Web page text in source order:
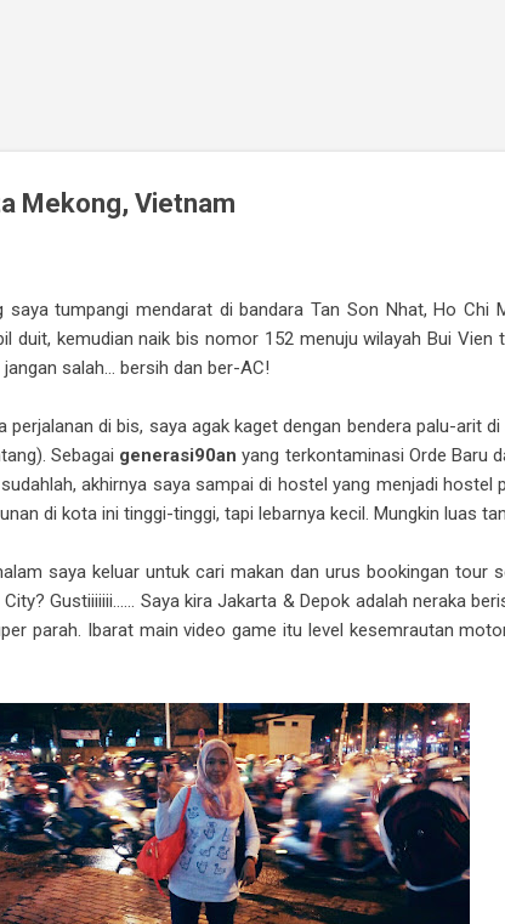
Mekong, Vietnam
tumpangi mendarat di bandara Tan Son Nhat, Ho Chi
duit, kemudian naik bis nomor 152 menuju wilayah Bui
salah… bersih dan ber-AC!
perjalanan di bis, saya agak kaget dengan bendera palu-arit
Sebagai generasi90an yang terkontaminasi Orde Baru
akhirnya saya sampai di hostel yang menjadi hostel
di kota ini tinggi-tinggi, tapi lebarnya kecil. Mungkin luas
saya keluar untuk cari makan dan urus bookingan tour
Gustiiiiiii…… Saya kira Jakarta & Depok adalah neraka
parah. Ibarat main video game itu level kesemrautan